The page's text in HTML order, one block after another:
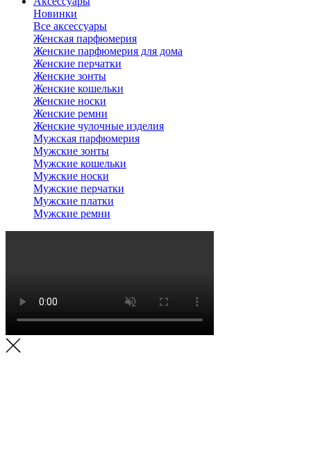
Новинки
Все аксессуары
Женская парфюмерия
Женские парфюмерия для дома
Женские перчатки
Женские зонты
Женские кошельки
Женские носки
Женские ремни
Женские чулочные изделия
Мужская парфюмерия
Мужские зонты
Мужские кошельки
Мужские носки
Мужские перчатки
Мужские платки
Мужские ремни